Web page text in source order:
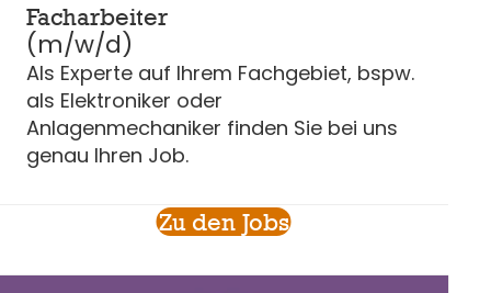
Facharbeiter
(m/w/d)
Als Experte auf Ihrem Fachgebiet, bspw.
als Elektroniker oder
Anlagenmechaniker finden Sie bei uns
genau Ihren Job.
Zu den Jobs